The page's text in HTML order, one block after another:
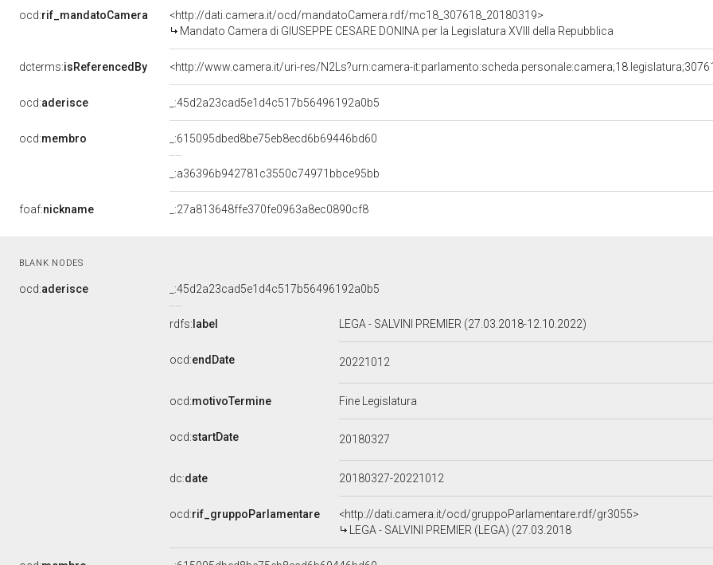
ocd:rif_mandatoCamera
<http://dati.camera.it/ocd/mandatoCamera.rdf/mc18_307618_20180319>
Mandato Camera di GIUSEPPE CESARE DONINA per la Legislatura XVIII della Repubblica
dcterms:isReferencedBy <http://www.camera.it/uri-res/N2Ls?urn:camera-
ocd:aderisce _:45d2a23cad5e1d4c517b56496192a0b5
ocd:membro _:615095dbed8be75eb8ecd6b69446bd60
_:a36396b942781c3550c74971bbce95bb
foaf:nickname _:27a813648ffe370fe0963a8ec0890cf8
BLANK NODES
ocd:aderisce _:45d2a23cad5e1d4c517b56496192a0b5
rdfs: label LEGA - SALVINI PREMIER (27.03.2018-12.10.2022)
ocd:endDate 20221012
ocd:motivoTermine Fine Legislatura
ocd:startDate 20180327
dc:date 20180327-20221012
ocd:rif_gruppoParlamentare
<http://dati.camera.it/ocd/gruppoParlamentare.rdf/gr3055>
LEGA - SALVINI PREMIER (LEGA) (27.03.2018